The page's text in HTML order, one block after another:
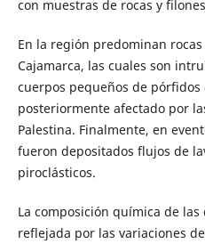
con muestras de rocas y
En la región predominan
Cajamarca, las cuales son
cuerpos pequeños de
posteriormente afectado por
Palestina. Finalmente, en
fueron depositados flujos de
piroclásticos.
La composición química de
reflejada por las variaciones